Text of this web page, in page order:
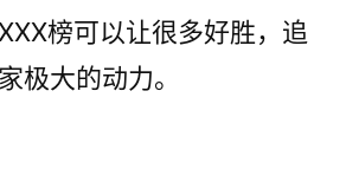
榜可以让很多好胜，追
极大的动力。